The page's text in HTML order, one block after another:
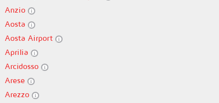
Anzio
Aosta
Aosta Airport
Aprilia
Arcidosso
Arese
Arezzo